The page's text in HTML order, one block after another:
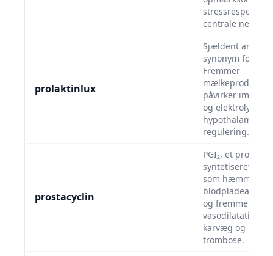
stressrespons i
centrale
prolaktinlux
Sjældent
synonym for
Fremmer
påvirker
og
hypothalamisk
regulering.
prostacyclin
PGI₂, et
syntetiseret i
som hæmmer
og fremmer
vasodilatation.
karvæg og
trombose.